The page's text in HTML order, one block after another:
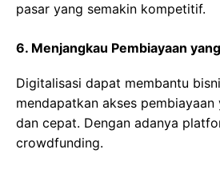
pasar yang semakin kompetitif.
6. Menjangkau Pembiayaan
Digitalisasi dapat membantu
mendapatkan akses
dan cepat. Dengan adanya
crowdfunding.